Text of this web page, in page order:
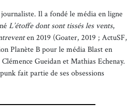
Il a fondé le média en ligne
L’étoffe dont sont tissés les vents,
en 2019 (Goater, 2019 ; ActuSF,
Planète B pour le média Blast en
Gueidan et Mathias Echenay.
fait partie de ses obsessions